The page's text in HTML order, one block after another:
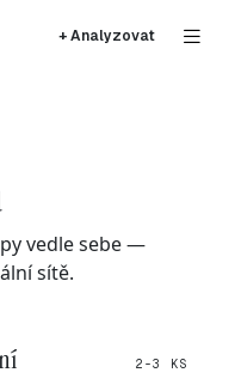
+ Analyzovat
vedle sebe —
sítě.
2-3 KS